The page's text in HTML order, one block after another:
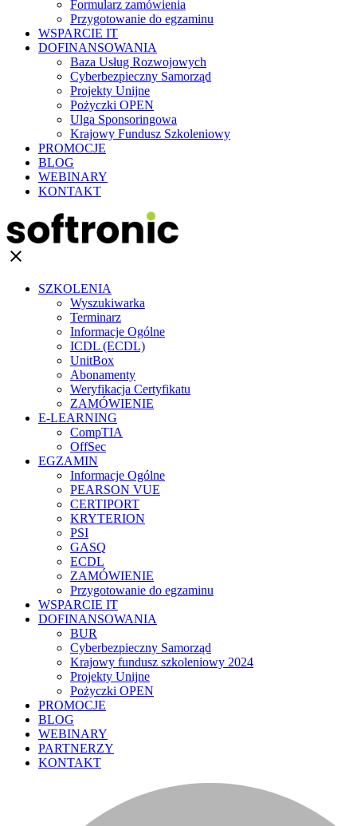
Formularz zamówienia
Przygotowanie do egzaminu
WSPARCIE IT
DOFINANSOWANIA
Baza Usług Rozwojowych
Cyberbezpieczny Samorząd
Projekty Unijne
Pożyczki OPEN
Ulga Sponsoringowa
Krajowy Fundusz Szkoleniowy
PROMOCJE
BLOG
WEBINARY
KONTAKT
clear
SZKOLENIA
Wyszukiwarka
Terminarz
Informacje Ogólne
ICDL (ECDL)
UnitBox
Abonamenty
Weryfikacja Certyfikatu
ZAMÓWIENIE
E-LEARNING
CompTIA
OffSec
EGZAMIN
Informacje Ogólne
PEARSON VUE
CERTIPORT
KRYTERION
PSI
GASQ
ECDL
ZAMÓWIENIE
Przygotowanie do egzaminu
WSPARCIE IT
DOFINANSOWANIA
BUR
Cyberbezpieczny Samorząd
Krajowy fundusz szkoleniowy 2024
Projekty Unijne
Pożyczki OPEN
PROMOCJE
BLOG
WEBINARY
PARTNERZY
KONTAKT